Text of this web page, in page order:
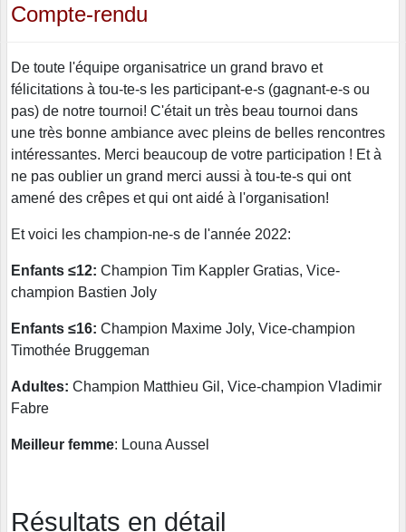
Compte-rendu
De toute l'équipe organisatrice un grand bravo et
félicitations à tou-te-s les participant-e-s (gagnant-e-s ou
pas) de notre tournoi! C'était un très beau tournoi dans
une très bonne ambiance avec pleins de belles rencontres
intéressantes. Merci beaucoup de votre participation ! Et à
ne pas oublier un grand merci aussi à tou-te-s qui ont
amené des crêpes et qui ont aidé à l'organisation!
Et voici les champion-ne-s de l'année 2022:
Enfants ≤12: Champion Tim Kappler Gratias, Vice-
champion Bastien Joly
Enfants ≤16: Champion Maxime Joly, Vice-champion
Timothée Bruggeman
Adultes: Champion Matthieu Gil, Vice-champion Vladimir
Fabre
Meilleur femme: Louna Aussel
Résultats en détail